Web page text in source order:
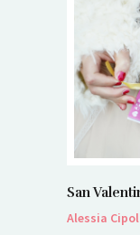
San
Alessia